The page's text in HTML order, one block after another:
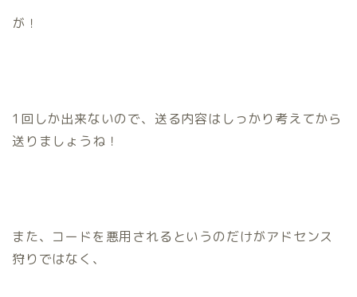
が！
1回しか出来ないので、送る内容はしっかり考えてから
送りましょうね！
また、コードを悪用されるというのだけがアドセンス
狩りではなく、